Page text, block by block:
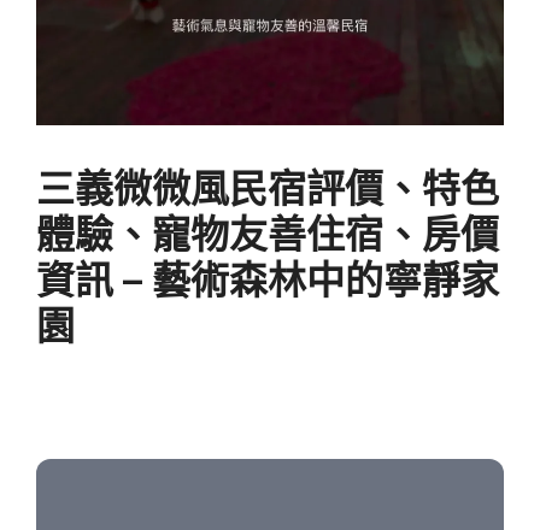
三義微微風民宿評價、特色
體驗、寵物友善住宿、房價
資訊 – 藝術森林中的寧靜家
園